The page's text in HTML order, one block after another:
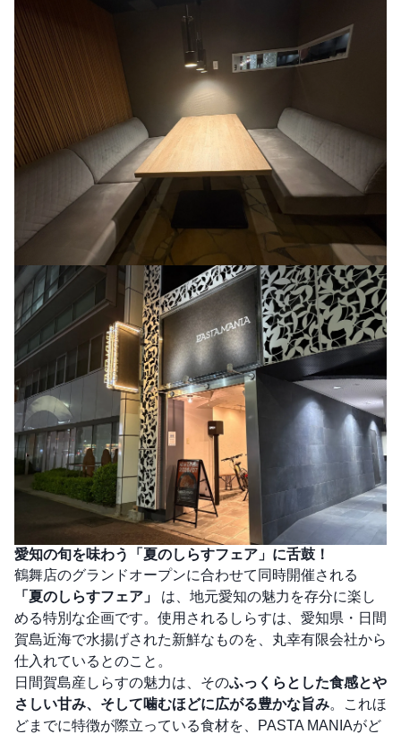
愛知の旬を味わう「夏のしらすフェア」に舌鼓！
鶴舞店のグランドオープンに合わせて同時開催される
「夏のしらすフェア」
は、地元愛知の魅力を存分に楽し
める特別な企画です。使用されるしらすは、愛知県・日間
賀島近海で水揚げされた新鮮なものを、丸幸有限会社から
仕入れているとのこと。
日間賀島産しらすの魅力は、そのふっくらとした食感とや
さしい甘み、そして噛むほどに広がる豊かな旨み。これほ
どまでに特徴が際立っている食材を、PASTA MANIAがど